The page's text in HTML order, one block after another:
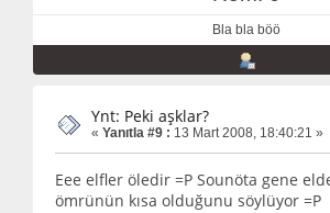
Bla bla böö
Ynt: Peki aşklar?
« Yanıtla #9 : 13 Mart 2008, 18:40:21 »
Eee elfler öledir =P Sounöta gene
ömrünün kısa olduğunu söylüyor =P